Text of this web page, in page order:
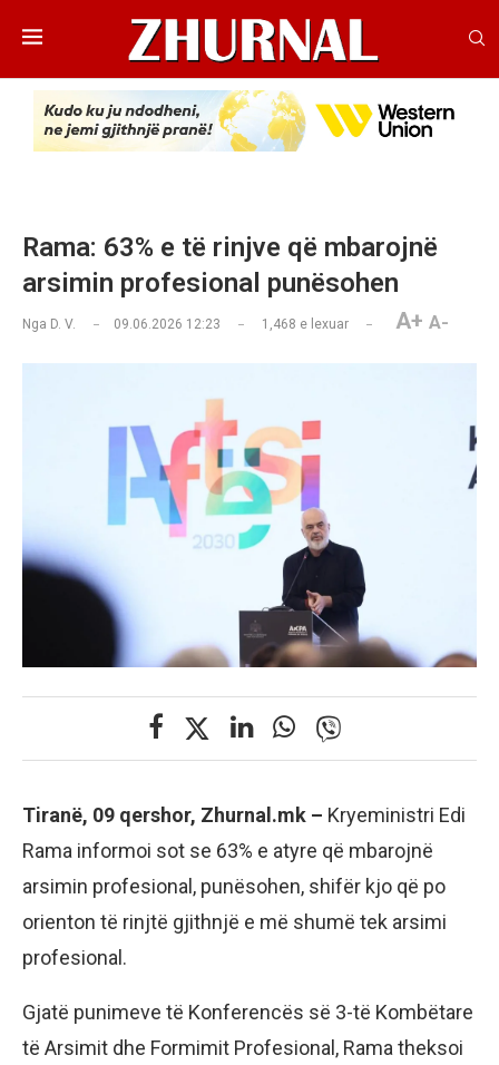
Rama: 63% e të rinjve që mbarojnë
arsimin profesional punësohen
Nga D. V. 09.06.2026 12:23 1,468 e lexuar A+ A-
Tiranë, 09 qershor, Zhurnal.mk – Kryeministri Edi
Rama informoi sot se 63% e atyre që mbarojnë
arsimin profesional, punësohen, shifër kjo që po
orienton të rinjtë gjithnjë e më shumë tek arsimi
profesional.
Gjatë punimeve të Konferencës së 3-të Kombëtare
të Arsimit dhe Formimit Profesional, Rama theksoi